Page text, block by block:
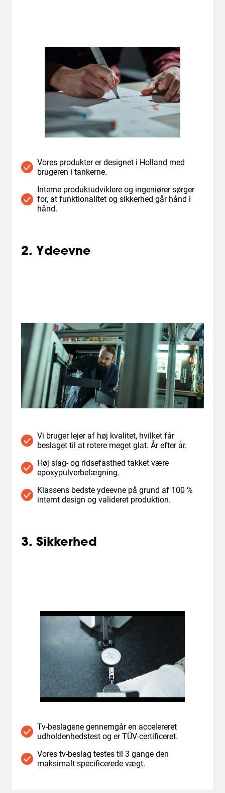
Vores produkter er designet i Holland med
brugeren i tankerne.
Interne produktudviklere og ingeniører sørger
for, at funktionalitet og sikkerhed går hånd i
hånd.
2. Ydeevne
Vi bruger lejer af høj kvalitet, hvilket får
beslaget til at rotere meget glat. År efter år.
Høj slag- og ridsefasthed takket være
epoxypulverbelægning.
Klassens bedste ydeevne på grund af 100 %
internt design og valideret produktion.
3. Sikkerhed
Tv-beslagene gennemgår en accelereret
udholdenhedstest og er TÜV-certificeret.
Vores tv-beslag testes til 3 gange den
maksimalt specificerede vægt.